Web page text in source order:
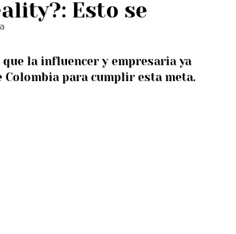
Esto se
que la influencer y empresaria ya
Colombia para cumplir esta meta.